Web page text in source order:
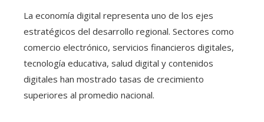
La economía digital representa uno de los ejes
estratégicos del desarrollo regional. Sectores como
comercio electrónico, servicios financieros digitales,
tecnología educativa, salud digital y contenidos
digitales han mostrado tasas de crecimiento
superiores al promedio nacional.